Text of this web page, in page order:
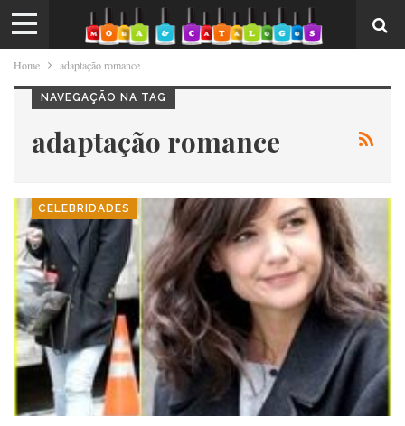
Home adaptação romance
NAVEGAÇÃO NA TAG
adaptação romance
CELEBRIDADES